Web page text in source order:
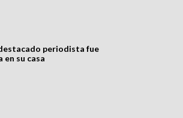
periodista fue
su casa